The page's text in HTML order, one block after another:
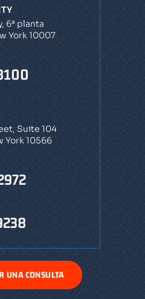
6ª planta
York 10007
Suite 104
York 10566
UNA CONSULTA